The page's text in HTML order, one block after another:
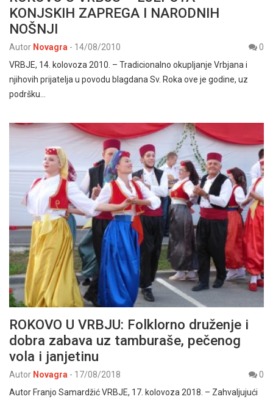
KONJSKIH ZAPREGA I NARODNIH
NOŠNJI
Autor Novagra - 14/08/2010
0
VRBJE, 14. kolovoza 2010. – Tradicionalno okupljanje Vrbjana i
njihovih prijatelja u povodu blagdana Sv. Roka ove je godine, uz
podršku…
ROKOVO U VRBJU: Folklorno druženje i
dobra zabava uz tamburaše, pečenog
vola i janjetinu
Autor Novagra - 17/08/2018
0
Autor Franjo Samardžić VRBJE, 17. kolovoza 2018. – Zahvaljujući